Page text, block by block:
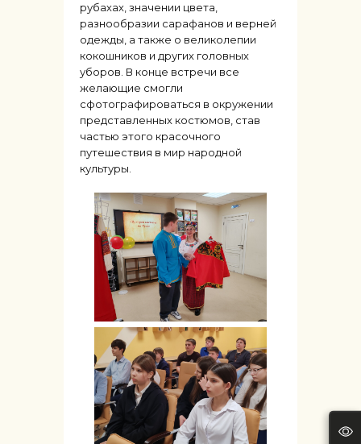
рубахах, значении цвета,
разнообразии сарафанов и верней
одежды, а также о великолепии
кокошников и других головных
уборов. В конце встречи все
желающие смогли
сфотографироваться в окружении
представленных костюмов, став
частью этого красочного
путешествия в мир народной
культуры.